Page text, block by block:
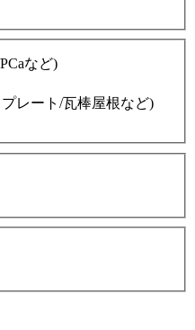
など)
レート/瓦棒屋根など)